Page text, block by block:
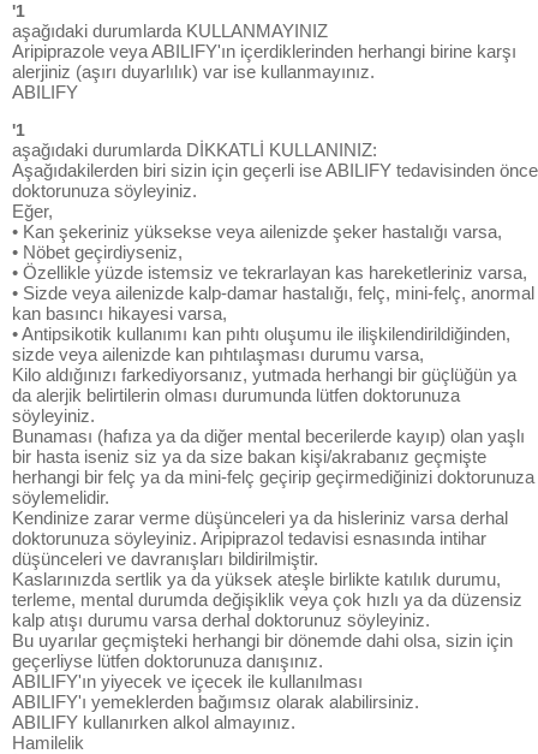
'1
aşağıdaki durumlarda KULLANMAYINIZ
Aripiprazole veya ABILIFY'ın içerdiklerinden herhangi birine karşı
alerjiniz (aşırı duyarlılık) var ise kullanmayınız.
ABILIFY
'1
aşağıdaki durumlarda DİKKATLİ KULLANINIZ:
Aşağıdakilerden biri sizin için geçerli ise ABILIFY tedavisinden önce
doktorunuza söyleyiniz.
Eğer,
• Kan şekeriniz yüksekse veya ailenizde şeker hastalığı varsa,
• Nöbet geçirdiyseniz,
• Özellikle yüzde istemsiz ve tekrarlayan kas hareketleriniz varsa,
• Sizde veya ailenizde kalp-damar hastalığı, felç, mini-felç, anormal
kan basıncı hikayesi varsa,
• Antipsikotik kullanımı kan pıhtı oluşumu ile ilişkilendirildiğinden,
sizde veya ailenizde kan pıhtılaşması durumu varsa,
Kilo aldığınızı farkediyorsanız, yutmada herhangi bir güçlüğün ya
da alerjik belirtilerin olması durumunda lütfen doktorunuza
söyleyiniz.
Bunaması (hafıza ya da diğer mental becerilerde kayıp) olan yaşlı
bir hasta iseniz siz ya da size bakan kişi/akrabanız geçmişte
herhangi bir felç ya da mini-felç geçirip geçirmediğinizi doktorunuza
söylemelidir.
Kendinize zarar verme düşünceleri ya da hisleriniz varsa derhal
doktorunuza söyleyiniz. Aripiprazol tedavisi esnasında intihar
düşünceleri ve davranışları bildirilmiştir.
Kaslarınızda sertlik ya da yüksek ateşle birlikte katılık durumu,
terleme, mental durumda değişiklik veya çok hızlı ya da düzensiz
kalp atışı durumu varsa derhal doktorunuz söyleyiniz.
Bu uyarılar geçmişteki herhangi bir dönemde dahi olsa, sizin için
geçerliyse lütfen doktorunuza danışınız.
ABILIFY'ın yiyecek ve içecek ile kullanılması
ABILIFY'ı yemeklerden bağımsız olarak alabilirsiniz.
ABILIFY kullanırken alkol almayınız.
Hamilelik